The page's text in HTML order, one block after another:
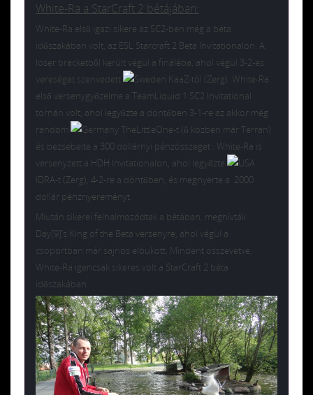
White-Ra a StarCraft 2 bétájában:
White-Ra első igazi sikere az SC2-ben még a béta
időszakában volt, az ESL Starcraft 2 Beta Invitationalon. A
loser bracketből került végül a fináléba, ahol végül 3-2-es
vereséget szenvedett
KaaZ-tól (Zerg). White-Ra
első versenygyőzelme a TeamLiquid 1 SC2 Invitational
tornán volt, ahol legyőzte a döntőben 3-1-re az akkor még
random
TheLittleOne-t (ő közben már Terran)
és bezsebelte a 300 dollárnyi pénzösszeget . White-Ra is
versenyzett a HDH Invitationalon, ahol legyőzte
IDRA-t (Zerg), 4-2-re a döntőben, és megnyerte a 2000
dollár pénznyereményt.
Miután sikerei felhalmozódtak a bétában, meghívták
Day[9]’s King of the Beta versenyre, ahol végül a
csoportban már sajnos elbukott. Mindent összevetve,
White-Ra igencsak sikeres volt a StarCraft 2 béta
időszakában.